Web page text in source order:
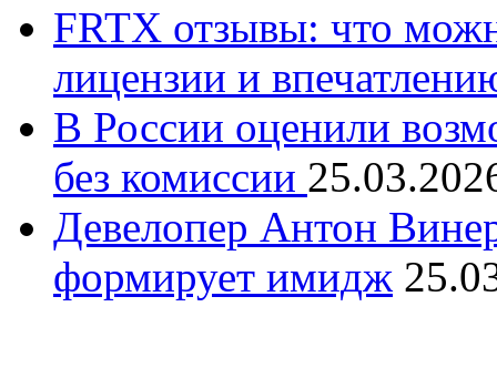
FRTX отзывы: что
лицензии и
В России оценили
без комиссии
Девелопер Антон
формирует имидж